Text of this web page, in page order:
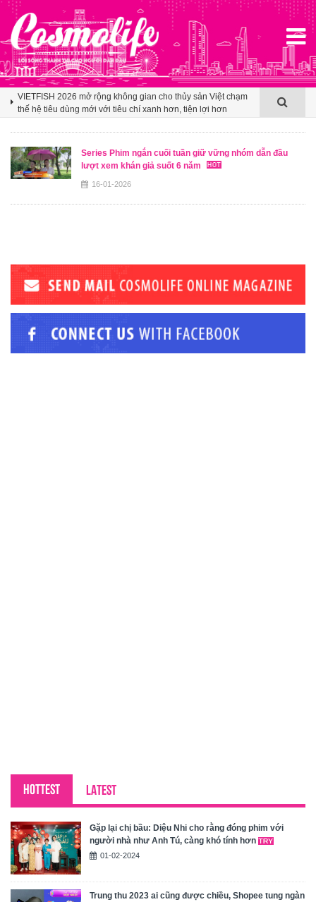
Klook hé lộ khoảng trống cảm ơn trong văn hóa du lịch nhóm
của người Việt
VIETFISH 2026 mở rộng không gian cho thủy sản Việt chạm
thế hệ tiêu dùng mới với tiêu chí xanh hơn, tiện lợi hơn
Booking.com x Mille Mille biến ly cà phê thành tấm vé mở lối
du lịch Việt
Klook hé lộ khoảng trống cảm ơn trong văn hóa du lịch nhóm
Series Phim ngắn cuối tuần giữ vững nhóm dẫn đầu
lượt xem khán giả suốt 6 năm
16-01-2026
HOTTEST LATEST
Gặp lại chị bầu: Diệu Nhi cho rằng đóng phim với
người nhà như Anh Tú, càng khó tính hơn
01-02-2024
Trung thu 2023 ai cũng được chiều, Shopee tung ngàn